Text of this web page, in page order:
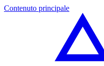
Contenuto principale